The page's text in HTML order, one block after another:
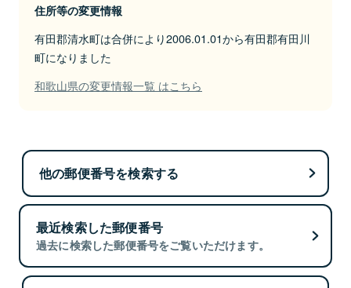
住所等の変更情報
有田郡清水町は合併により2006.01.01から有田郡有田川
町になりました
和歌山県の変更情報一覧 はこちら
他の郵便番号を検索する
最近検索した郵便番号
過去に検索した郵便番号をご覧いただけます。